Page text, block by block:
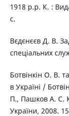
1918 р.р. К. :
с.
Вєдєнєєв Д. В.
спеціальних
Ботвінкін О. В.
в Україні /
П., Пашков А. С.
України, 2008.